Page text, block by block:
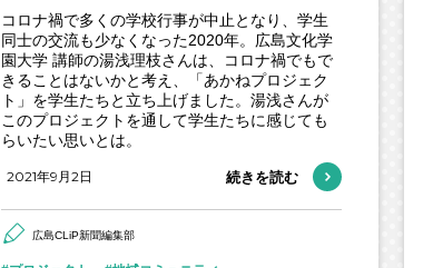
せる合言葉
コロナ禍で多くの学校行事が中止となり、学生
同士の交流も少なくなった2020年。広島文化学
園大学 講師の湯浅理枝さんは、コロナ禍でもで
きることはないかと考え、「あかねプロジェク
ト」を学生たちと立ち上げました。湯浅さんが
このプロジェクトを通して学生たちに感じても
らいたい思いとは。
2021年9月2日 続きを読む
広島CLiP新聞編集部